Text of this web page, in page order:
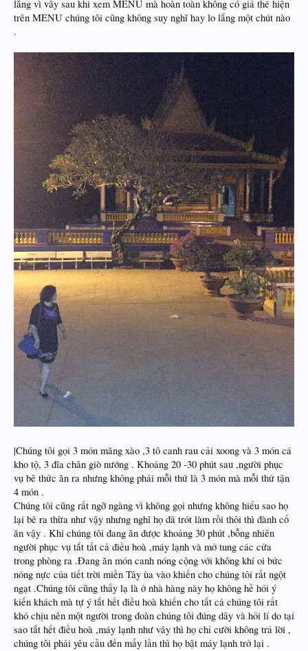
lắng vì vây sau khi xem MENU mà hoàn toàn không có giá thể hiện
trên MENU chúng tôi cũng không suy nghĩ hay lo lắng một chút nào
.
|Chúng tôi gọi 3 món măng xào ,3 tô canh rau cải xoong và 3 món cá
kho tộ, 3 đĩa chân giò nướng . Khoảng 20 -30 phút sau ,người phục
vụ bê thức ăn ra nhưng không phải mỗi thứ là 3 món mà mỗi thứ tận
4 món .
Chúng tôi cũng rất ngỡ ngàng vì không gọi nhưng không hiểu sao họ
lại bê ra thừa như vậy nhưng nghĩ họ đã trót làm rồi thôi thì đành cố
ăn vậy . Khi chúng tôi đang ăn được khoảng 30 phút ,bỗng nhiên
người phục vụ tắt tất cả điều hoà ,máy lạnh và mở tung các cửa
trong phòng ra .Đang ăn món canh nóng cộng với không khí oi bức
nóng nực của tiết trời miền Tây ùa vào khiến cho chúng tôi rất ngột
ngạt .Chúng tôi cũng thấy lạ là ở nhà hàng này họ không hề hỏi ý
kiến khách mà tự ý tắt hết điều hoà khiến cho tất cả chúng tôi rất
khó chịu nên một người trong đoàn chúng tôi đúng dây và hỏi lí do tại
sao tắt hết điều hoà ,máy lạnh như vây thì họ chỉ cười không trả lời ,
chúng tôi phải yêu cầu đến mấy lần thì họ bật máy lạnh trở lại .